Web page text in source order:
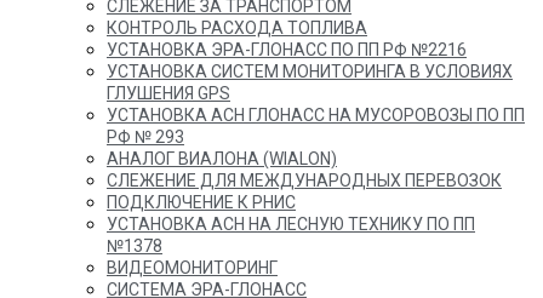
СЛЕЖЕНИЕ ЗА ТРАНСПОРТОМ
КОНТРОЛЬ РАСХОДА ТОПЛИВА
УСТАНОВКА ЭРА-ГЛОНАСС ПО ПП РФ №2216
УСТАНОВКА СИСТЕМ МОНИТОРИНГА В УСЛОВИЯХ
ГЛУШЕНИЯ GPS
УСТАНОВКА АСН ГЛОНАСС НА МУСОРОВОЗЫ ПО ПП
РФ № 293
АНАЛОГ ВИАЛОНА (WIALON)
СЛЕЖЕНИЕ ДЛЯ МЕЖДУНАРОДНЫХ ПЕРЕВОЗОК
ПОДКЛЮЧЕНИЕ К РНИС
УСТАНОВКА АСН НА ЛЕСНУЮ ТЕХНИКУ ПО ПП
№1378
ВИДЕОМОНИТОРИНГ
СИСТЕМА ЭРА-ГЛОНАСС